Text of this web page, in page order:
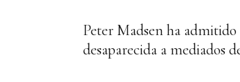
Peter Madsen ha
desaparecida a mediados